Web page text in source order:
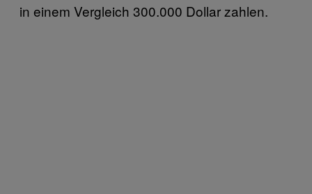
in einem Vergleich 300.000 Dollar zahlen.